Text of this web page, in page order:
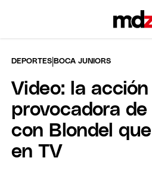
DEPORTES |BOCA JUNIORS
Video: la acción
provocadora
con Blondel
en TV